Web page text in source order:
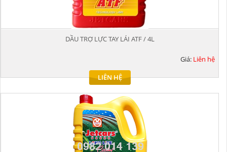
DẦU TRỢ LỰC TAY LÁI ATF / 4L
Giá: Liên hệ
LIÊN HỆ